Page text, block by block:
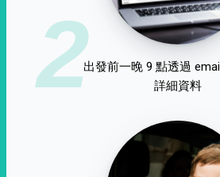
2出發前一晚 9 點透過
詳細資料